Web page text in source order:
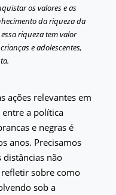
os valores e as
da riqueza da
riqueza tem valor
e adolescentes,
ações relevantes em
entre a política
e negras é
anos. Precisamos
distâncias não
sobre como
sob a